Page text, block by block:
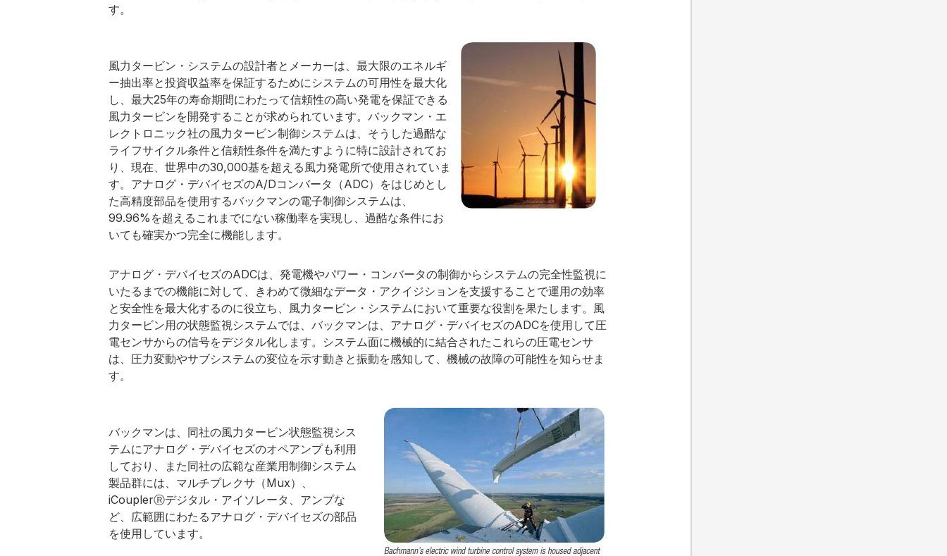
す。
風力タービン・システムの設計者とメーカーは、最大限のエネルギ
ー抽出率と投資収益率を保証するためにシステムの可用性を最大化
し、最大25年の寿命期間にわたって信頼性の高い発電を保証できる
風力タービンを開発することが求められています。バックマン・エ
レクトロニック社の風力タービン制御システムは、そうした過酷な
ライフサイクル条件と信頼性条件を満たすように特に設計されてお
り、現在、世界中の30,000基を超える風力発電所で使用されていま
す。アナログ・デバイセズのA/Dコンバータ（ADC）をはじめとし
た高精度部品を使用するバックマンの電子制御システムは、
99.96%を超えるこれまでにない稼働率を実現し、過酷な条件にお
いても確実かつ完全に機能します。
アナログ・デバイセズのADCは、発電機やパワー・コンバータの制御からシステムの完全性監視に
いたるまでの機能に対して、きわめて微細なデータ・アクイジションを支援することで運用の効率
と安全性を最大化するのに役立ち、風力タービン・システムにおいて重要な役割を果たします。風
力タービン用の状態監視システムでは、バックマンは、アナログ・デバイセズのADCを使用して圧
電センサからの信号をデジタル化します。システム面に機械的に結合されたこれらの圧電センサ
は、圧力変動やサブシステムの変位を示す動きと振動を感知して、機械の故障の可能性を知らせま
す。
バックマンは、同社の風力タービン状態監視シス
テムにアナログ・デバイセズのオペアンプも利用
しており、また同社の広範な産業用制御システム
製品群には、マルチプレクサ（Mux）、
iCouplerⓇデジタル・アイソレータ、アンプな
ど、広範囲にわたるアナログ・デバイセズの部品
を使用しています。